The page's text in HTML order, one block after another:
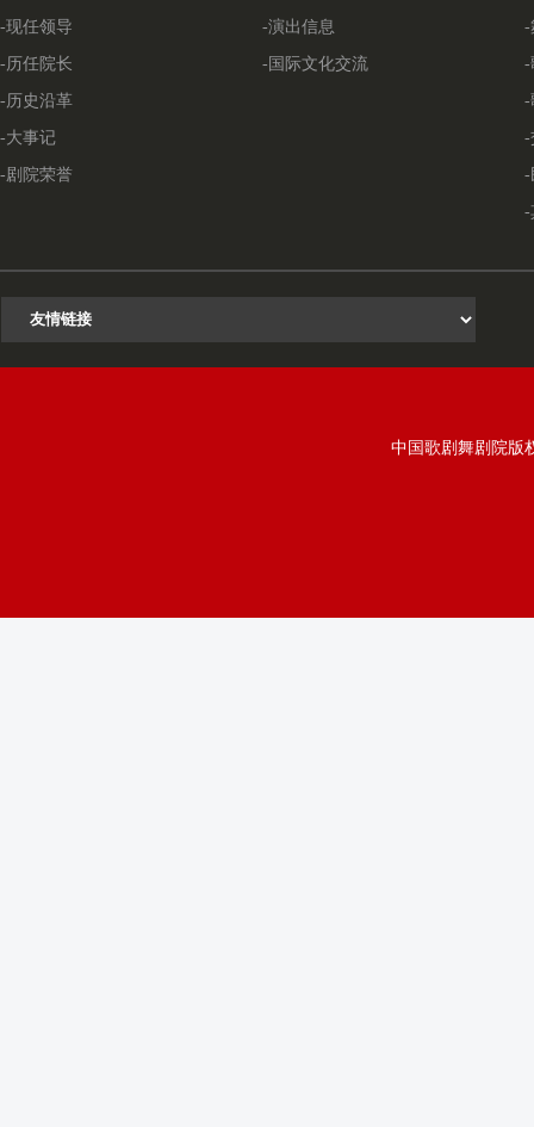
-现任领导
-历任院长
-历史沿革
-大事记
-剧院荣誉
-演出信息
-国际文化交流
-
-
-
-
-
-
中国歌剧舞剧院版